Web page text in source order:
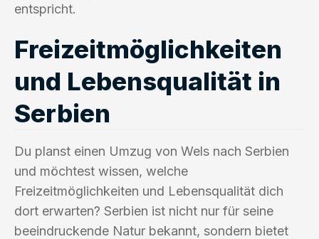
entspricht.
Freizeitmöglichkeiten
und Lebensqualität in
Serbien
Du planst einen Umzug von Wels nach Serbien
und möchtest wissen, welche
Freizeitmöglichkeiten und Lebensqualität dich
dort erwarten? Serbien ist nicht nur für seine
beeindruckende Natur bekannt, sondern bietet